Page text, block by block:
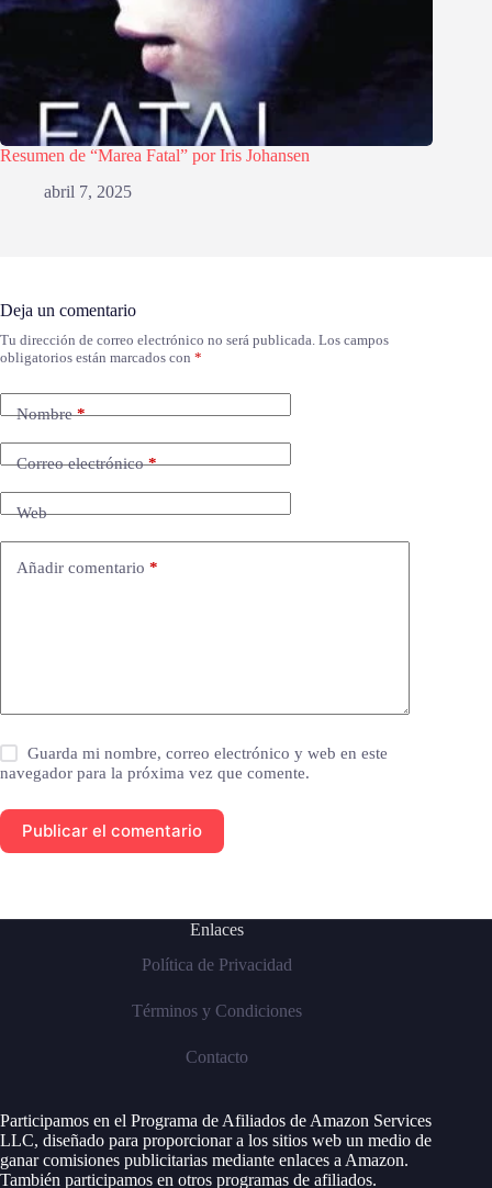
Resumen de “Marea Fatal” por Iris Johansen
abril 7, 2025
Deja un comentario
Tu dirección de correo electrónico no será publicada. Los campos
obligatorios están marcados con *
Nombre*
Correo electrónico*
Web
Añadir comentario *
Guarda mi nombre, correo electrónico y web en este
navegador para la próxima vez que comente.
Publicar el comentario
Enlaces
Política de Privacidad
Términos y Condiciones
Contacto
Participamos en el Programa de Afiliados de Amazon Services
LLC, diseñado para proporcionar a los sitios web un medio de
ganar comisiones publicitarias mediante enlaces a Amazon.
También participamos en otros programas de afiliados.